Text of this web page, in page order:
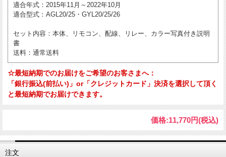
適合年式 ：2015年11月～2022年10月
適合型式 ：AGL20/25・GYL20/25/26
セット内容 ：本体、リモコン、配線、リレー、カラー写真付き説明
書
送料 ：通常送料
☆最短納期でのお届けをご希望のお客さまへ：
「銀行振込(前払い)」or「クレジットカード」決済を選択して頂く
と最短納期でお届けできます。
価格:11,770円(税込)
注文